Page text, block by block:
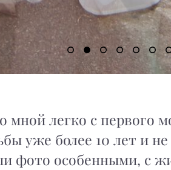
мной легко с первого
уже более 10 лет и не
фото особенными, с